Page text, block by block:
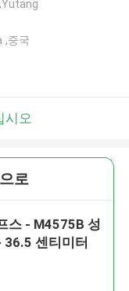
,중국
시오
로
스 - M4575B 성
센티미터